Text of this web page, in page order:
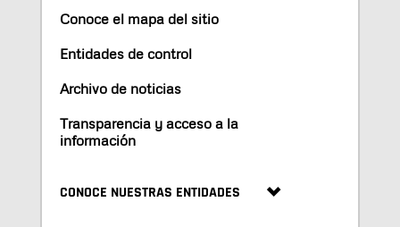
Conoce el mapa del sitio
Entidades de control
Archivo de noticias
Transparencia y acceso a la
información
CONOCE NUESTRAS ENTIDADES